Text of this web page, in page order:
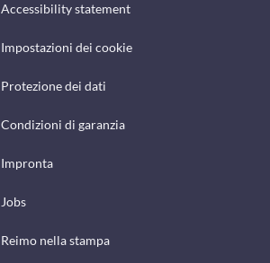
Accessibility statement
Impostazioni dei cookie
Protezione dei dati
Condizioni di garanzia
Impronta
Jobs
Reimo nella stampa